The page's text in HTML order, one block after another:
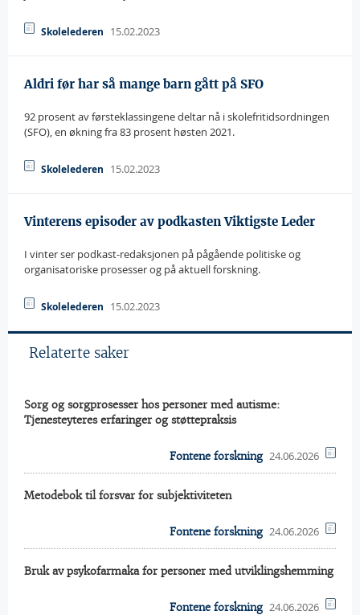
Skolelederen 15.02.2023
Aldri før har så mange barn gått på SFO
92 prosent av førsteklassingene deltar nå i skolefritidsordningen
(SFO), en økning fra 83 prosent høsten 2021.
Skolelederen 15.02.2023
Vinterens episoder av podkasten Viktigste Leder
I vinter ser podkast-redaksjonen på pågående politiske og
organisatoriske prosesser og på aktuell forskning.
Skolelederen 15.02.2023
Relaterte saker
Sorg og sorgprosesser hos personer med autisme:
Tjenesteyteres erfaringer og støttepraksis
Fontene forskning 24.06.2026
Metodebok til forsvar for subjektiviteten
Fontene forskning 24.06.2026
Bruk av psykofarmaka for personer med utviklingshemming
Fontene forskning 24.06.2026